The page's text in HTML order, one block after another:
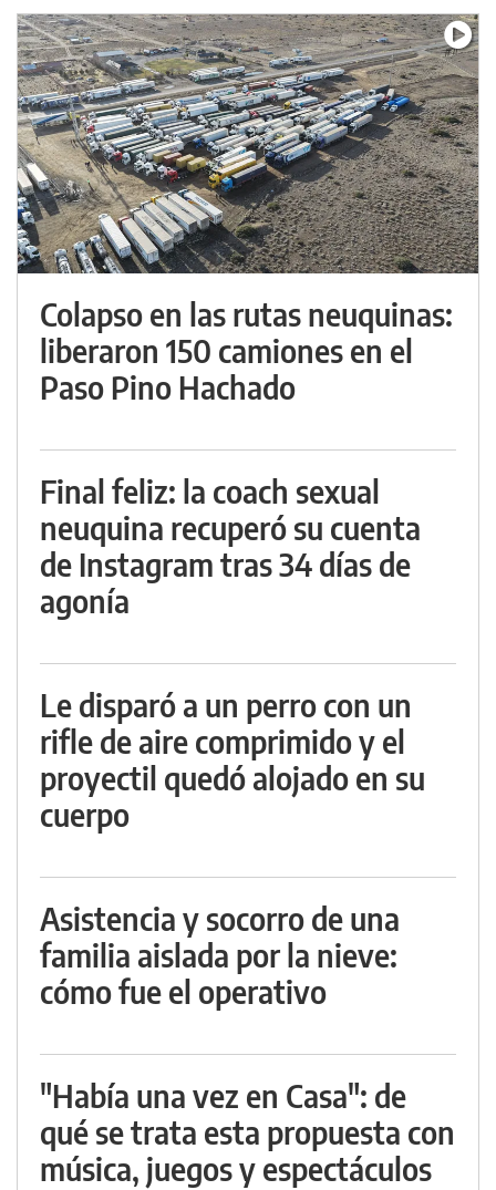
Colapso en las rutas neuquinas:
liberaron 150 camiones en el
Paso Pino Hachado
Final feliz: la coach sexual
neuquina recuperó su cuenta
de Instagram tras 34 días de
agonía
Le disparó a un perro con un
rifle de aire comprimido y el
proyectil quedó alojado en su
cuerpo
Asistencia y socorro de una
familia aislada por la nieve:
cómo fue el operativo
"Había una vez en Casa": de
qué se trata esta propuesta con
música, juegos y espectáculos